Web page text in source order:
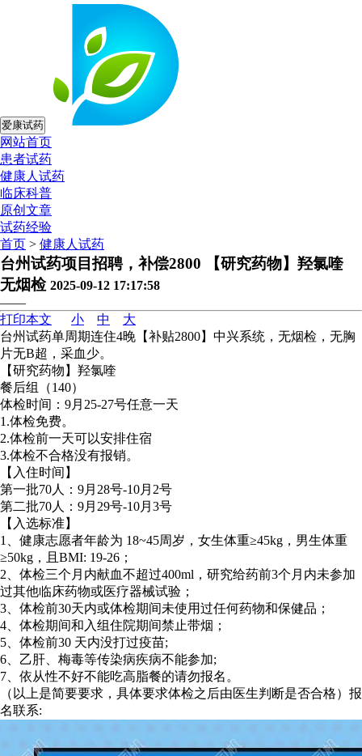
爱康试药
网站首页
患者试药
健康人试药
临床科普
原创文章
试药经验
首页 > 健康人试药
台州试药项目招聘，补偿2800 【研究药物】羟氯喹
无烟检 2025-09-12 17:17:58
——
打印本文
小 中
大
台州试药单周期连住4晚【补贴2800】中兴系统，无烟检，无胸
片无B超，采血少。
【研究药物】羟氯喹
餐后组（140）
体检时间：9月25-27号任意一天
1.体检免费。
2.体检前一天可以安排住宿
3.体检不合格没有报销。
【入住时间】
第一批70人：9月28号-10月2号
第二批70人：9月29号-10月3号
【入选标准】
1、健康志愿者年龄为 18~45周岁，女生体重≥45kg，男生体重
≥50kg，且BMI: 19-26；
2、体检三个月内献血不超过400ml，研究给药前3个月内未参加
过其他临床药物或医疗器械试验；
3、体检前30天内或体检期间未使用过任何药物和保健品；
4、体检期间和入组住院期间禁止带烟；
5、体检前30 天内没打过疫苗;
6、乙肝、梅毒等传染病疾病不能参加;
7、依从性不好不能吃高脂餐的请勿报名。
（以上是简要要求，具体要求体检之后由医生判断是否合格）报
名联系: